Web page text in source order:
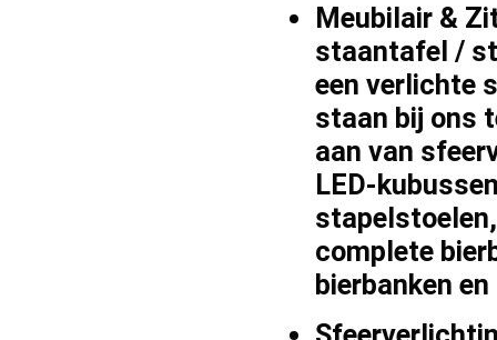
Meubilair &
staantafel /
een verlichte
staan bij ons
aan van
LED-
stapelstoelen
complete
bierbanken